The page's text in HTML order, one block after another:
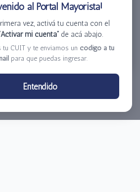
al Portal Mayorista!
vez, activá tu cuenta con el
mi cuenta”de acá abajo.
tu CUIT y te enviamos un código a tu
para que puedas ingresar.
Entendido
Ingresar
Olvidé mi clave
de Distribución El Bacha S.A.